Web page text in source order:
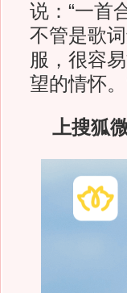
说：“一首
不管是歌
服，很容
望的情怀。
上搜狐